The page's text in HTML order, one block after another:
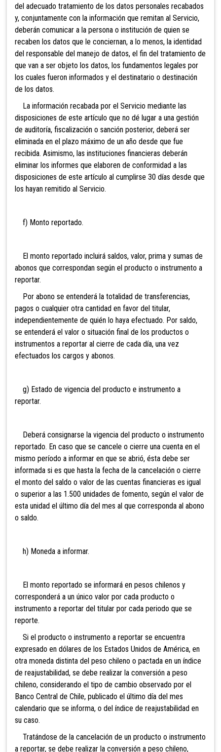
del adecuado tratamiento de los datos personales recabados
y, conjuntamente con la información que remitan al Servicio,
deberán comunicar a la persona o institución de quien se
recaben los datos que le conciernan, a lo menos, la identidad
del responsable del manejo de datos, el fin del tratamiento de
que van a ser objeto los datos, los fundamentos legales por
los cuales fueron informados y el destinatario o destinación
de los datos.
La información recabada por el Servicio mediante las
disposiciones de este artículo que no dé lugar a una gestión
de auditoría, fiscalización o sanción posterior, deberá ser
eliminada en el plazo máximo de un año desde que fue
recibida. Asimismo, las instituciones financieras deberán
eliminar los informes que elaboren de conformidad a las
disposiciones de este artículo al cumplirse 30 días desde que
los hayan remitido al Servicio.
f) Monto reportado.
El monto reportado incluirá saldos, valor, prima y sumas de
abonos que correspondan según el producto o instrumento a
reportar.
Por abono se entenderá la totalidad de transferencias,
pagos o cualquier otra cantidad en favor del titular,
independientemente de quién lo haya efectuado. Por saldo,
se entenderá el valor o situación final de los productos o
instrumentos a reportar al cierre de cada día, una vez
efectuados los cargos y abonos.
g) Estado de vigencia del producto e instrumento a
reportar.
Deberá consignarse la vigencia del producto o instrumento
reportado. En caso que se cancele o cierre una cuenta en el
mismo período a informar en que se abrió, ésta debe ser
informada si es que hasta la fecha de la cancelación o cierre
el monto del saldo o valor de las cuentas financieras es igual
o superior a las 1.500 unidades de fomento, según el valor de
esta unidad el último día del mes al que corresponda al abono
o saldo.
h) Moneda a informar.
El monto reportado se informará en pesos chilenos y
corresponderá a un único valor por cada producto o
instrumento a reportar del titular por cada periodo que se
reporte.
Si el producto o instrumento a reportar se encuentra
expresado en dólares de los Estados Unidos de América, en
otra moneda distinta del peso chileno o pactada en un índice
de reajustabilidad, se debe realizar la conversión a peso
chileno, considerando el tipo de cambio observado por el
Banco Central de Chile, publicado el último día del mes
calendario que se informa, o del índice de reajustabilidad en
su caso.
Tratándose de la cancelación de un producto o instrumento
a reportar, se debe realizar la conversión a peso chileno,